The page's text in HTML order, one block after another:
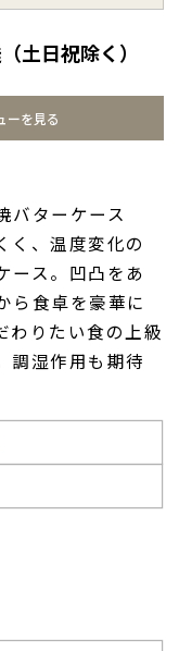
土日祝除く）
ーを見る
バターケース
く、温度変化の
ース。凹凸をあ
ら食卓を豪華に
わりたい食の上級
調湿作用も期待